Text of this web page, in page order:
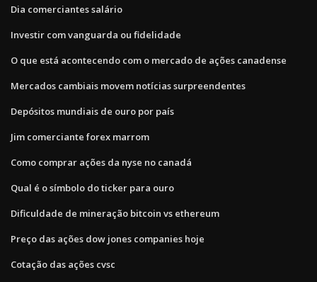
Dia comerciantes salário
Investir com vanguarda ou fidelidade
O que está acontecendo com o mercado de ações canadense
Mercados cambiais movem notícias surpreendentes
Depósitos mundiais de ouro por país
Jim comerciante forex marrom
Como comprar ações da nyse no canadá
Qual é o símbolo do ticker para ouro
Dificuldade de mineração bitcoin vs ethereum
Preço das ações dow jones companies hoje
Cotação das ações cvsc